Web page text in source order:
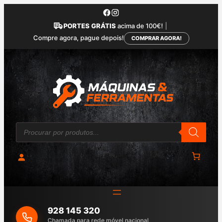
conteúdo
PORTES GRÁTIS acima de 100€!
Compre agora, pague depois!
COMPRAR AGORA!
P
o
u
r
928 145 320
Chamada para rede móvel nacional